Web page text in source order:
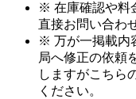
※ 在庫確認や料
直接お問い合わ
※ 万が一掲載内
局へ修正の依頼
しますがこちら
ください。